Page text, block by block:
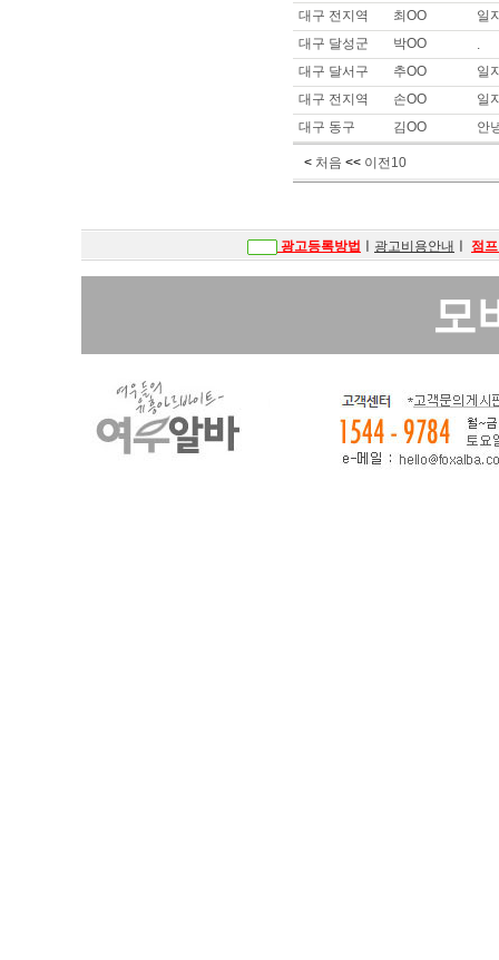
제목 :안*, 오* 구해봐여 사이즈
이름 :안OO
희망지역 : 경기 고양시 / 희망
제목 :안ㅁ, 오ㅍ 구해봐요
이름 :안OO
희망지역 : 경기 고양시 / 희망
제목 :안녕하세요. 안ㅁ나 오ㅍ
이름 :순OO
이름 :박OO
대구 전지역
최OO
일
대구 달성군
박OO
.
대구 달서구
추OO
일
대구 전지역
손OO
일
대구 동구
김OO 안
< 처음 << 이전10
광고등록방법 광고비용안내 점
모